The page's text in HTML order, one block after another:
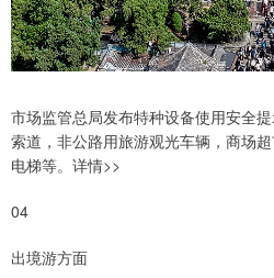
市场监管总局发布特种设备使用安全
索道，非公路用旅游观光车辆，商场
电梯等。详情>>
04
出境游方面